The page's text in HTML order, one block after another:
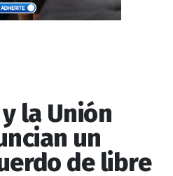
la Unión
un
de libre